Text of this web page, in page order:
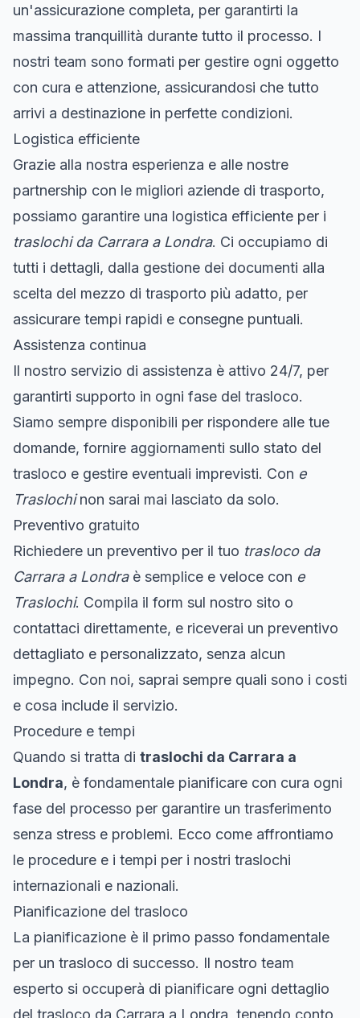
un'assicurazione completa, per garantirti la
massima tranquillità durante tutto il processo. I
nostri team sono formati per gestire ogni oggetto
con cura e attenzione, assicurandosi che tutto
arrivi a destinazione in perfette condizioni.
Logistica efficiente
Grazie alla nostra esperienza e alle nostre
partnership con le migliori aziende di trasporto,
possiamo garantire una logistica efficiente per i
traslochi da Carrara a Londra. Ci occupiamo di
tutti i dettagli, dalla gestione dei documenti alla
scelta del mezzo di trasporto più adatto, per
assicurare tempi rapidi e consegne puntuali.
Assistenza continua
Il nostro servizio di assistenza è attivo 24/7, per
garantirti supporto in ogni fase del trasloco.
Siamo sempre disponibili per rispondere alle tue
domande, fornire aggiornamenti sullo stato del
trasloco e gestire eventuali imprevisti. Con e
Traslochinon sarai mai lasciato da solo.
Preventivo gratuito
Richiedere un preventivo per il tuo trasloco da
Carrara a Londraè semplice e veloce con e
Traslochi. Compila il form sul nostro sito o
contattaci direttamente, e riceverai un preventivo
dettagliato e personalizzato, senza alcun
impegno. Con noi, saprai sempre quali sono i costi
e cosa include il servizio.
Procedure e tempi
Quando si tratta di traslochi da Carrara a
Londra, è fondamentale pianificare con cura ogni
fase del processo per garantire un trasferimento
senza stress e problemi. Ecco come affrontiamo
le procedure e i tempi per i nostri traslochi
internazionali e nazionali.
Pianificazione del trasloco
La pianificazione è il primo passo fondamentale
per un trasloco di successo. Il nostro team
esperto si occuperà di pianificare ogni dettaglio
del trasloco da Carrara a Londra, tenendo conto